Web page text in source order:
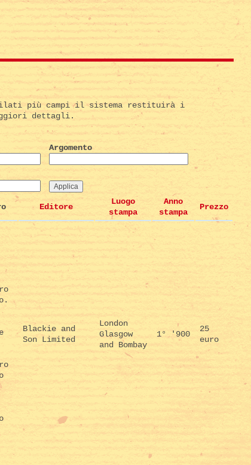
più campi il sistema restituirà i
dettagli.
Argomento
Editore
Luogo
stampa
Anno
stampa
Prezzo
Blackie and
Son Limited
London
Glasgow
and Bombay
1° '900
25
euro